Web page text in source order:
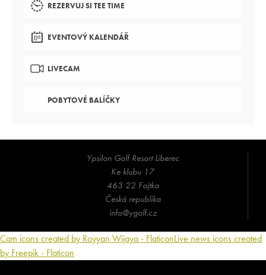
REZERVUJ SI TEE TIME
EVENTOVÝ KALENDÁŘ
LIVECAM
POBYTOVÉ BALÍČKY
Ypsilon Golf Resort Liberec
Ke klubu 17
463 22 Fojtka
Česká republika
info@ygolf.cz
Cam icons created by Royyan Wijaya - FlaticonLive news icons created
by Freepik - Flaticon